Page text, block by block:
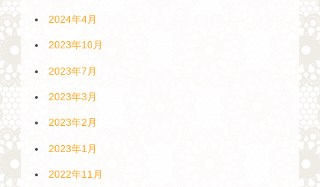
2024年4月
2023年10月
2023年7月
2023年3月
2023年2月
2023年1月
2022年11月